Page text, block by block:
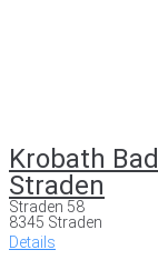
Krobath
Straden
Straden 58
8345 Straden
Details